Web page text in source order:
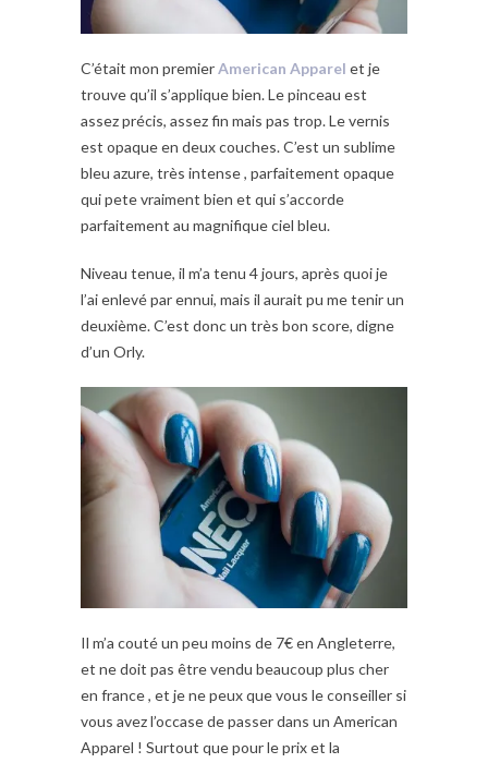
C’était mon premierAmerican Apparel et je
trouve qu’il s’applique bien. Le pinceau est
assez précis, assez fin mais pas trop. Le vernis
est opaque en deux couches. C’est un sublime
bleu azure, très intense , parfaitement opaque
qui pete vraiment bien et qui s’accorde
parfaitement au magnifique ciel bleu.
Niveau tenue, il m’a tenu 4 jours, après quoi je
l’ai enlevé par ennui, mais il aurait pu me tenir un
deuxième. C’est donc un très bon score, digne
d’un Orly.
Il m’a couté un peu moins de 7€ en Angleterre,
et ne doit pas être vendu beaucoup plus cher
en france , et je ne peux que vous le conseiller si
vous avez l’occase de passer dans un American
Apparel ! Surtout que pour le prix et la